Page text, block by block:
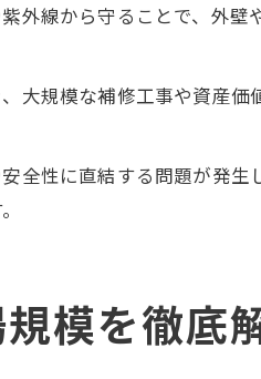
外線から守ることで、外壁
大規模な補修工事や資産
全性に直結する問題が発生
模を徹底